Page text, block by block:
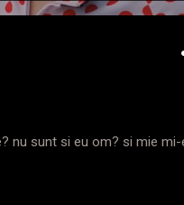
nu sunt si eu om? si mie mi-